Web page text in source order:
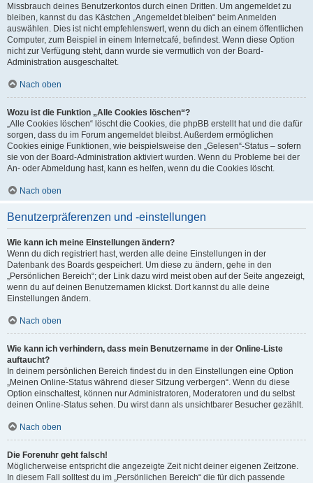
Missbrauch deines Benutzerkontos durch einen Dritten. Um angemeldet zu
bleiben, kannst du das Kästchen „Angemeldet bleiben“ beim Anmelden
auswählen. Dies ist nicht empfehlenswert, wenn du dich an einem öffentlichen
Computer, zum Beispiel in einem Internetcafé, befindest. Wenn diese Option
nicht zur Verfügung steht, dann wurde sie vermutlich von der Board-
Administration ausgeschaltet.
Nach oben
Wozu ist die Funktion „Alle Cookies löschen“?
„Alle Cookies löschen“ löscht die Cookies, die phpBB erstellt hat und die dafür
sorgen, dass du im Forum angemeldet bleibst. Außerdem ermöglichen
Cookies einige Funktionen, wie beispielsweise den „Gelesen“-Status – sofern
sie von der Board-Administration aktiviert wurden. Wenn du Probleme bei der
An- oder Abmeldung hast, kann es helfen, wenn du die Cookies löscht.
Nach oben
Benutzerpräferenzen und -einstellungen
Wie kann ich meine Einstellungen ändern?
Wenn du dich registriert hast, werden alle deine Einstellungen in der
Datenbank des Boards gespeichert. Um diese zu ändern, gehe in den
„Persönlichen Bereich“; der Link dazu wird meist oben auf der Seite angezeigt,
wenn du auf deinen Benutzernamen klickst. Dort kannst du alle deine
Einstellungen ändern.
Nach oben
Wie kann ich verhindern, dass mein Benutzername in der Online-Liste
auftaucht?
In deinem persönlichen Bereich findest du in den Einstellungen eine Option
„Meinen Online-Status während dieser Sitzung verbergen“. Wenn du diese
Option einschaltest, können nur Administratoren, Moderatoren und du selbst
deinen Online-Status sehen. Du wirst dann als unsichtbarer Besucher gezählt.
Nach oben
Die Forenuhr geht falsch!
Möglicherweise entspricht die angezeigte Zeit nicht deiner eigenen Zeitzone.
In diesem Fall solltest du im „Persönlichen Bereich“ die für dich passende